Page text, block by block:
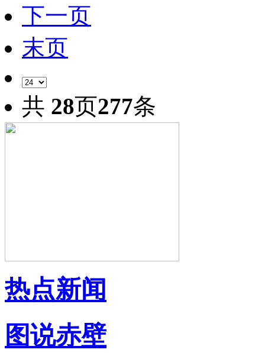
下一页
末页
共 28页277条
热点新闻
图说赤壁